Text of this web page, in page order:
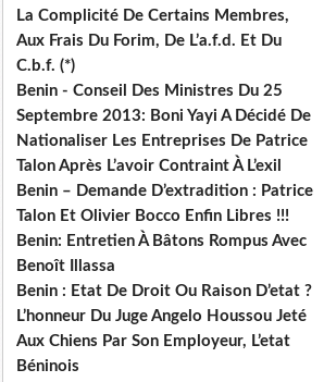
La Complicité De Certains Membres,
Aux Frais Du Forim, De L’a.f.d. Et Du
C.b.f. (*)
Benin - Conseil Des Ministres Du 25
Septembre 2013: Boni Yayi A Décidé De
Nationaliser Les Entreprises De Patrice
Talon Après L’avoir Contraint À L’exil
Benin – Demande D’extradition : Patrice
Talon Et Olivier Bocco Enfin Libres !!!
Benin: Entretien À Bâtons Rompus Avec
Benoît Illassa
Benin : Etat De Droit Ou Raison D’etat ?
L’honneur Du Juge Angelo Houssou Jeté
Aux Chiens Par Son Employeur, L’etat
Béninois